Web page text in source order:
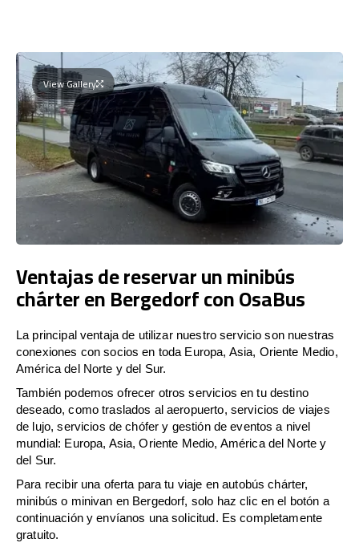
View Gallery
Ventajas de reservar un minibús
chárter en Bergedorf con OsaBus
La principal ventaja de utilizar nuestro servicio son nuestras
conexiones con socios en toda Europa, Asia, Oriente Medio,
América del Norte y del Sur.
También podemos ofrecer otros servicios en tu destino
deseado, como traslados al aeropuerto, servicios de viajes
de lujo, servicios de chófer y gestión de eventos a nivel
mundial: Europa, Asia, Oriente Medio, América del Norte y
del Sur.
Para recibir una oferta para tu viaje en autobús chárter,
minibús o minivan en Bergedorf, solo haz clic en el botón a
continuación y envíanos una solicitud. Es completamente
gratuito.